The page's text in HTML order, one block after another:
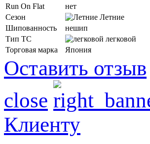
Run On Flat
нет
Сезон
Летние
Шипованность
нешип
Тип ТС
легковой
Торговая марка
Япония
Оставить отзыв
close
Клиенту